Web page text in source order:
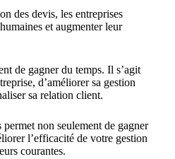
des devis, les entreprises
et augmenter leur
de gagner du temps. Il s’agit
d’améliorer sa gestion
sa relation client.
non seulement de gagner
l’efficacité de votre gestion
courantes.